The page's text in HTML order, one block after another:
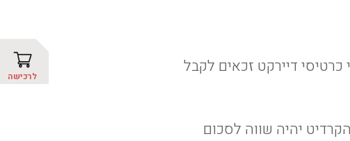
לרכישה
כרטיסי דיירקט זכאים לקבל
יהיה שווה לסכום